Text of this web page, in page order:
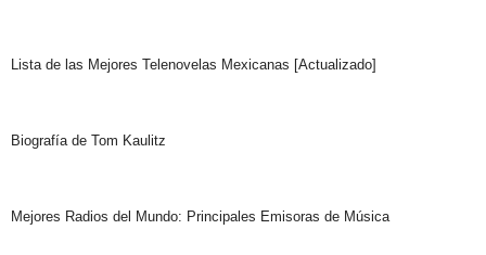
Lista de las Mejores Telenovelas Mexicanas [Actualizado]
Biografía de Tom Kaulitz
Mejores Radios del Mundo: Principales Emisoras de Música